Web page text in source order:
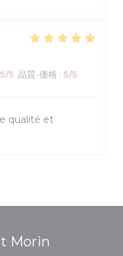
5/5 品質-価格 : 5/5
qualité et
Morin